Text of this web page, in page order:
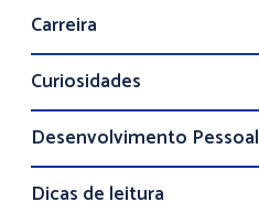
Carreira
Curiosidades
Desenvolvimento Pessoal
Dicas de leitura